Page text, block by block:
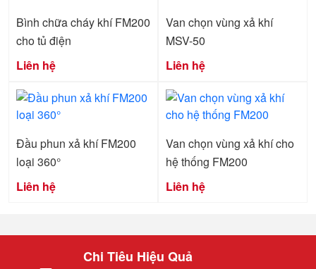
Bình chữa cháy khí FM200
cho tủ điện
Liên hệ
Van chọn vùng xả khí
MSV-50
Liên hệ
Đầu phun xả khí FM200
loại 360°
Liên hệ
Van chọn vùng xả khí cho
hệ thống FM200
Liên hệ
Chi Tiêu Hiệu Quả